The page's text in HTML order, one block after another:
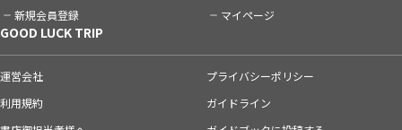
新規会員登録 マイページ
GOOD LUCK TRIP
運営会社
プライバシーポリシー
利用規約
ガイドライン